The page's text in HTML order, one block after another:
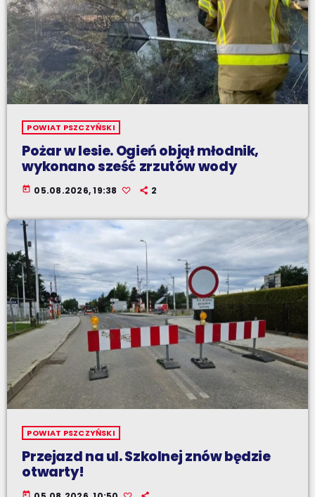
POWIAT PSZCZYŃSKI
Pożar w lesie. Ogień objął młodnik,
wykonano sześć zrzutów wody
today 05.08.2026, 19:38 2
POWIAT PSZCZYŃSKI
Przejazd na ul. Szkolnej znów będzie
otwarty!
today